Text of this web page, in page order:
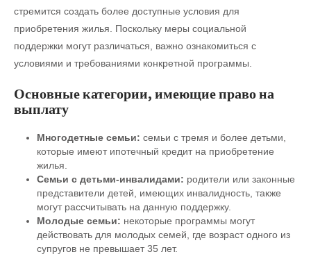
стремится создать более доступные условия для
приобретения жилья. Поскольку меры социальной
поддержки могут различаться, важно ознакомиться с
условиями и требованиями конкретной программы.
Основные категории, имеющие право на
выплату
Многодетные семьи: семьи с тремя и более детьми,
которые имеют ипотечный кредит на приобретение
жилья.
Семьи с детьми-инвалидами: родители или законные
представители детей, имеющих инвалидность, также
могут рассчитывать на данную поддержку.
Молодые семьи: некоторые программы могут
действовать для молодых семей, где возраст одного из
супругов не превышает 35 лет.